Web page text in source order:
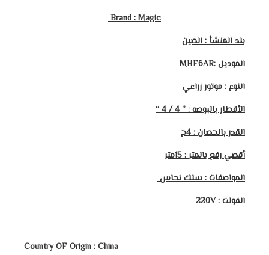
Brand : Magic
بلد المنشأ : الصين
الموديل :MHF6AR
النوع : موتور زراعي
الأقطار بالبوصه : ” 4 / 4 “
القدر بالحصان : 4ح
أقصي رفع بالمتر: 15متر
المواصفات : سلك نحاس
الفولت : 220V
Country OF Origin : China